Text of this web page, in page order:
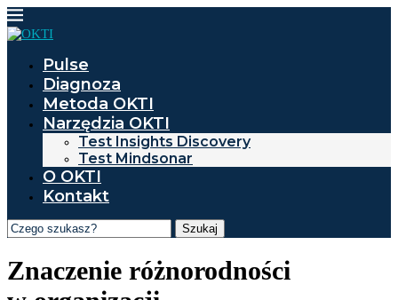
Pulse
Diagnoza
Metoda OKTI
Narzędzia OKTI
Test Insights Discovery
Test Mindsonar
O OKTI
Kontakt
Szukaj
Znaczenie różnorodności